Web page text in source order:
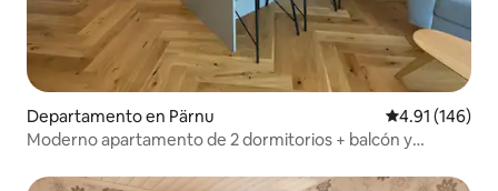
Departamento en Pärnu Calificación
4.91 (146)
Moderno apartamento de 2 dormitorios + balcón y